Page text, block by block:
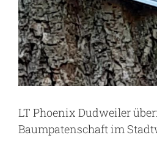
LT Phoenix Dudweiler
Baumpatenschaft im